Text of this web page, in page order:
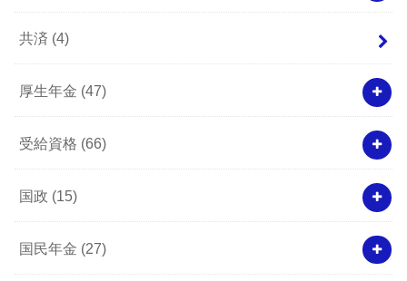
共済 (4)
厚生年金 (47)
受給資格 (66)
国政 (15)
国民年金 (27)